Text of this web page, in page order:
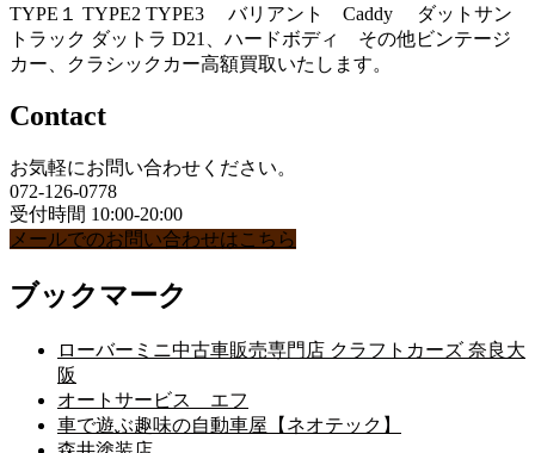
TYPE１ TYPE2 TYPE3 バリアント Caddy ダットサン
トラック ダットラ D21、ハードボディ その他ビンテージ
カー、クラシックカー高額買取いたします。
Contact
お気軽にお問い合わせください。
072-126-0778
受付時間 10:00-20:00
メールでのお問い合わせはこちら
ブックマーク
ローバーミニ中古車販売専門店 クラフトカーズ 奈良大
阪
オートサービス エフ
車で遊ぶ趣味の自動車屋【ネオテック】